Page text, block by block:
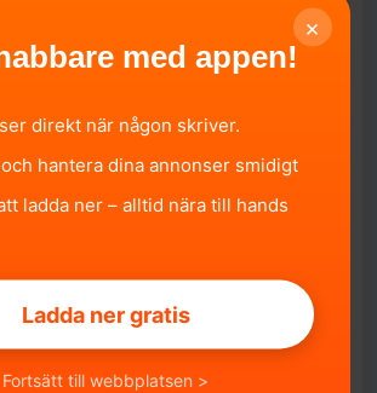
×
med appen!
direkt när någon skriver.
hantera dina annonser smidigt
ladda ner – alltid nära till hands
Ladda ner gratis
Fortsätt till webbplatsen >